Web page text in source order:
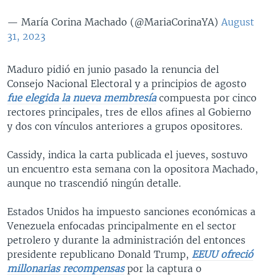
— María Corina Machado (@MariaCorinaYA) August
31, 2023
Maduro pidió en junio pasado la renuncia del
Consejo Nacional Electoral y a principios de agosto
fue elegida la nueva membresíacompuesta por cinco
rectores principales, tres de ellos afines al Gobierno
y dos con vínculos anteriores a grupos opositores.
Cassidy, indica la carta publicada el jueves, sostuvo
un encuentro esta semana con la opositora Machado,
aunque no trascendió ningún detalle.
Estados Unidos ha impuesto sanciones económicas a
Venezuela enfocadas principalmente en el sector
petrolero y durante la administración del entonces
presidente republicano Donald Trump, EEUU ofreció
millonarias recompensaspor la captura o